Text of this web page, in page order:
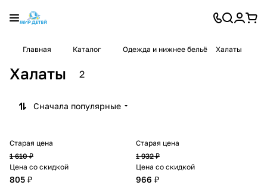
Главная Каталог Одежда и нижнее бельё Халаты
Халаты 2
Сначала популярные
Старая цена
1 610 ₽
Цена со скидкой
805 ₽
Старая цена
1 932 ₽
Цена со скидкой
966 ₽